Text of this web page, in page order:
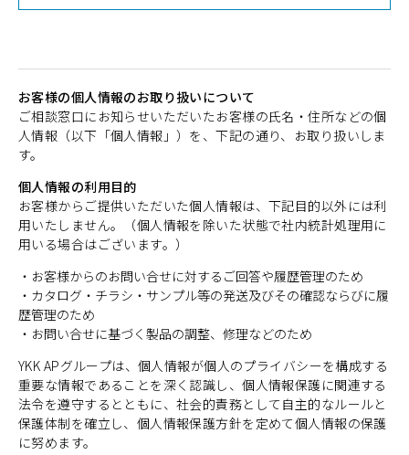
お客様の個人情報のお取り扱いについて
ご相談窓口にお知らせいただいたお客様の氏名・住所などの個
人情報（以下「個人情報」）を、下記の通り、お取り扱いしま
す。
個人情報の利用目的
お客様からご提供いただいた個人情報は、下記目的以外には利
用いたしません。（個人情報を除いた状態で社内統計処理用に
用いる場合はございます。）
・お客様からのお問い合せに対するご回答や履歴管理のため
・カタログ・チラシ・サンプル等の発送及びその確認ならびに履
歴管理のため
・お問い合せに基づく製品の調整、修理などのため
YKK APグループは、個人情報が個人のプライバシーを構成する
重要な情報であることを深く認識し、個人情報保護に関連する
法令を遵守するとともに、社会的責務として自主的なルールと
保護体制を確立し、個人情報保護方針を定めて個人情報の保護
に努めます。